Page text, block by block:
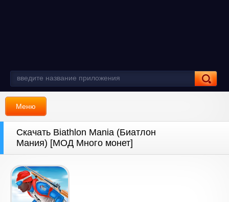
Меню
Скачать Biathlon Mania (Биатлон
Мания) [МОД Много монет]